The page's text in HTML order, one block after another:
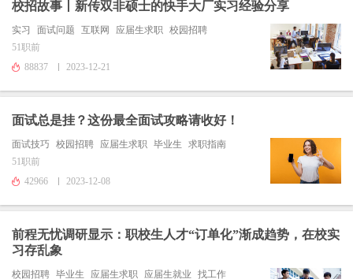
校招故事丨新传双非硕士的快手大厂实习经验分享
实习 面试问题 互联网 应届生求职 校园招聘
51职前
88837
2023-12-21
面试总是挂？这份最全面试攻略请收好！
面试技巧 校园招聘 应届生求职 毕业生
求职指南
51职前
42966
2023-12-08
前程无忧调研显示：职校生人才“订单化”渐成趋势，在校实
习存乱象
校园招聘 毕业生 应届生求职 应届生就业
找工作